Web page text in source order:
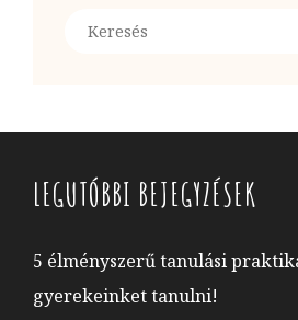
Search
LEGUTÓBBI BEJEGYZÉSEK
5 élményszerű tanulási
gyerekeinket tanulni!